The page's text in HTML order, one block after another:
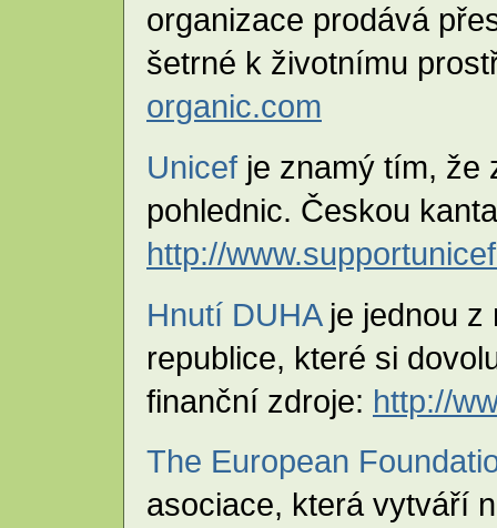
organizace prodává
šetrné k životnímu
organic.com
Unicef je znamý tím, že
pohlednic. Českou
http://
Hnutí DUHAje jednou z
republice, které si
finanční zdroje: http://
The European
asociace, která vytváří